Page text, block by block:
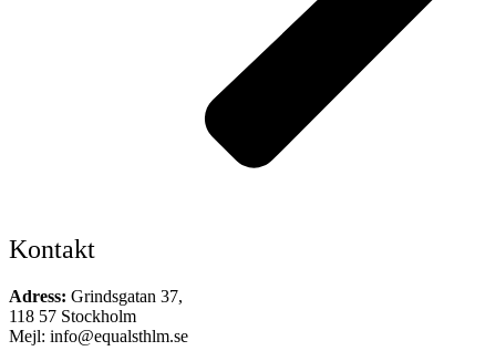
Kontakt
Adress: Grindsgatan 37,
118 57 Stockholm
Mejl: info@equalsthlm.se